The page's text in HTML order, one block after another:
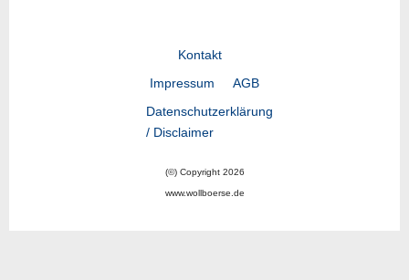
Kontakt
Impressum
AGB
Datenschutzerklärung
/ Disclaimer
(©) Copyright 2026
www.wollboerse.de